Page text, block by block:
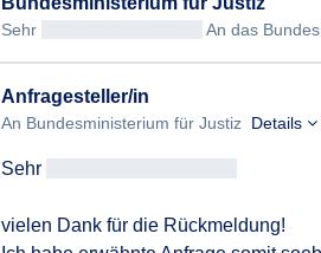
Sehr
An das
Anfragesteller/in
An Bundesministerium für Justiz Details
Sehr
vielen Dank für die Rückmeldung!